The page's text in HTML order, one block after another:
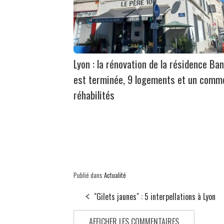
Lyon : la rénovation de la résidence
est terminée, 9 logements et un
réhabilités
Publié dans Actualité
"Gilets jaunes" : 5 interpellations à Lyon
AFFICHER LES COMMENTAIRES